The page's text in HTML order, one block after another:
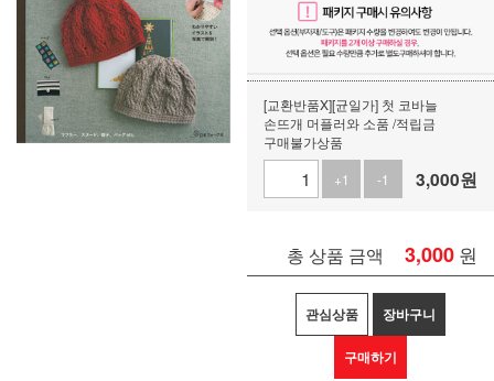
[교환반품X][균일가] 첫 코바늘
손뜨개 머플러와 소품 /적립금
구매불가상품
+1
-1 3,000원
총 상품 금액 3,000 원
관심상품 장바구니
구매하기